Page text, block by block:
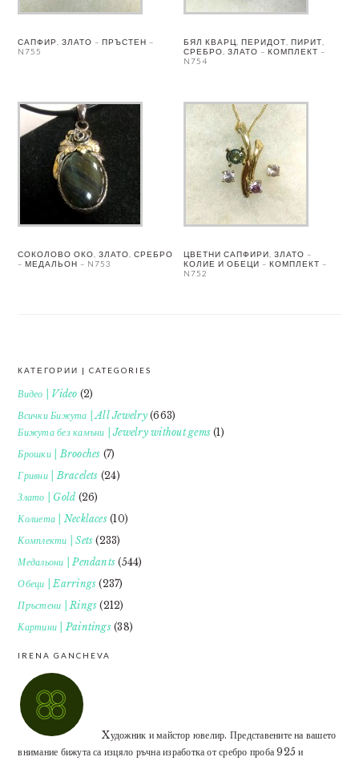
САПФИР, ЗЛАТО – ПРЪСТЕН –
N755
БЯЛ КВАРЦ, ПЕРИДОТ, ПИРИТ,
СРЕБРО, ЗЛАТО – КОМПЛЕКТ –
N754
СОКОЛОВО ОКО, ЗЛАТО, СРЕБРО
– МЕДАЛЬОН – N753
ЦВЕТНИ САПФИРИ, ЗЛАТО –
КОЛИЕ И ОБЕЦИ – КОМПЛЕКТ –
N752
FOOTER
КАТЕГОРИИ | CATEGORIES
Видео | Video (2)
Всички Бижута | All Jewelry(663)
Бижута без камъни | Jewelry without gems (1)
Брошки | Brooches (7)
Гривни | Bracelets (24)
Злато | Gold (26)
Колиета | Necklaces(10)
Комплекти | Sets (233)
Медальони | Pendants (544)
Обеци | Earrings (237)
Пръстени | Rings (212)
Картини | Paintings(38)
IRENA GANCHEVA
Xудожник и майстор ювелир. Представените на вашето
внимание бижута са изцяло ръчна изработка от сребро проба 925 и